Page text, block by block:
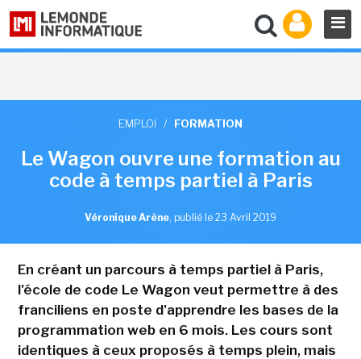
EMPLOI / FORMATION
Le Wagon ouvre une formation au
code à temps partiel à Paris
Véronique Arène, publié le 23 Avril 2019
En créant un parcours à temps partiel à Paris,
l'école de code Le Wagon veut permettre à des
franciliens en poste d'apprendre les bases de la
programmation web en 6 mois. Les cours sont
identiques à ceux proposés à temps plein, mais